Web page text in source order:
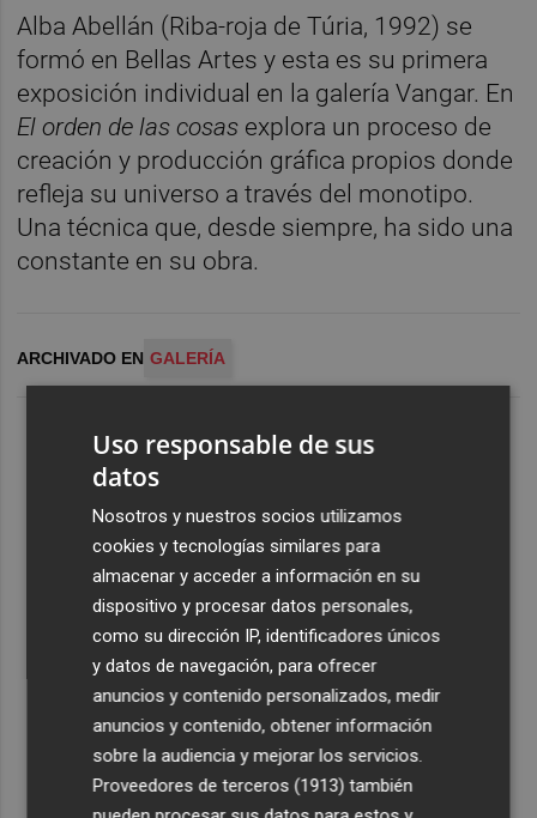
Alba Abellán (Riba-roja de Túria, 1992) se
formó en Bellas Artes y esta es su primera
exposición individual en la galería Vangar. En
El orden de las cosas explora un proceso de
creación y producción gráfica propios donde
refleja su universo a través del monotipo.
Una técnica que, desde siempre, ha sido una
constante en su obra.
ARCHIVADO EN GALERÍA
Uso responsable de sus
datos
Nosotros y nuestros socios utilizamos
cookies y tecnologías similares para
almacenar y acceder a información en su
dispositivo y procesar datos personales,
como su dirección IP, identificadores únicos
y datos de navegación, para ofrecer
anuncios y contenido personalizados, medir
anuncios y contenido, obtener información
sobre la audiencia y mejorar los servicios.
Proveedores de terceros (1913) también